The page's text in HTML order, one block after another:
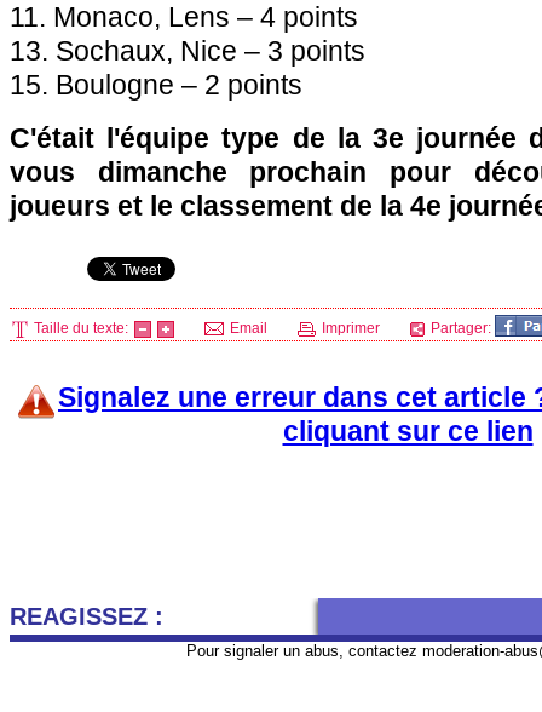
11. Monaco, Lens – 4 points
13. Sochaux, Nice – 3 points
15. Boulogne – 2 points
C'était l'équipe type de la 3e journée
vous dimanche prochain pour
joueurs et le classement de la 4e
Taille du texte: Email Imprimer Partager:
Signalez une erreur dans cet article
cliquant sur ce lien
REAGISSEZ :
Pour signaler un abus, contactez moderation-